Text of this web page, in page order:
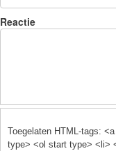
o
Reactie
Toegelaten HTML-tags:
type> <ol start type> <li>